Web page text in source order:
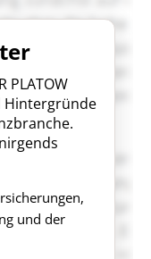
PLATOW
Hintergründe
und der